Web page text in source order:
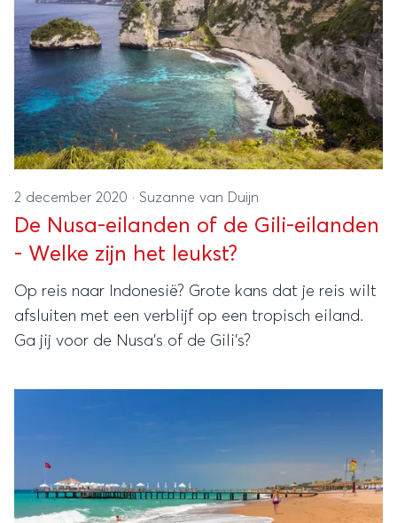
2 december 2020 · Suzanne van Duijn
De Nusa-eilanden of de Gili-eilanden
- Welke zijn het leukst?
Op reis naar Indonesië? Grote kans dat je reis wilt
afsluiten met een verblijf op een tropisch eiland.
Ga jij voor de Nusa’s of de Gili’s?